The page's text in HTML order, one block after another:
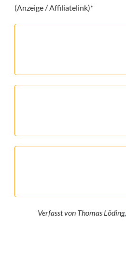
(Anzeige / Affiliatelink)*
Verfasst von Thomas Löding,